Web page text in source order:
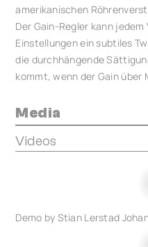
amerikanischen
Der Gain-Regler kann
Einstellungen ein subtiles
die durchhängende
kommt, wenn der Gain über
Media
Videos
Demo by Stian Lerstad